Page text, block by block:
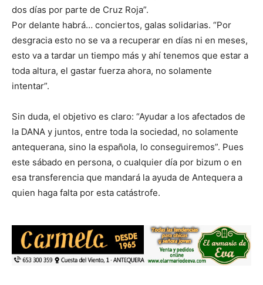
dos días por parte de Cruz Roja”.
Por delante habrá… conciertos, galas solidarias. “Por
desgracia esto no se va a recuperar en días ni en meses,
esto va a tardar un tiempo más y ahí tenemos que estar a
toda altura, el gastar fuerza ahora, no solamente
intentar”.
Sin duda, el objetivo es claro: “Ayudar a los afectados de
la DANA y juntos, entre toda la sociedad, no solamente
antequerana, sino la española, lo conseguiremos”. Pues
este sábado en persona, o cualquier día por bizum o en
esa transferencia que mandará la ayuda de Antequera a
quien haga falta por esta catástrofe.